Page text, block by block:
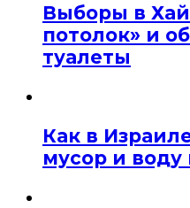
Выборы в
потолок» и
туалеты
Как в
мусор и воду